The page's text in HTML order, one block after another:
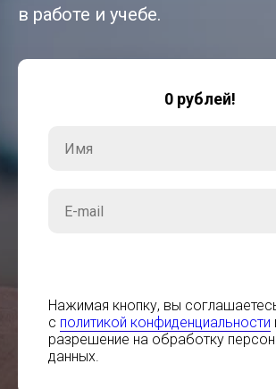
в работе и учебе.
0 рублей!
Нажимая кнопку, вы
с политикой конфиденциальности
разрешение на обработку
данных.